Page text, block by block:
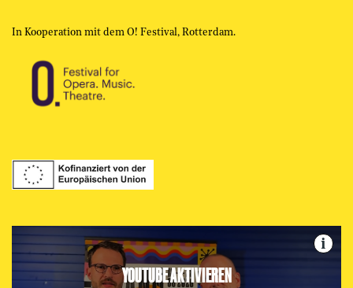
In Kooperation mit dem O! Festival, Rotterdam.
YOUTUBE AKTIVIEREN
i